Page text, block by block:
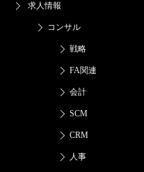
求人情報
コンサル
戦略
FA関連
会計
SCM
CRM
人事